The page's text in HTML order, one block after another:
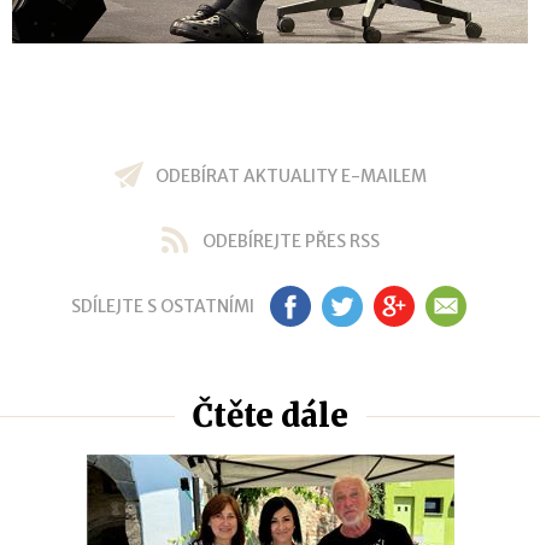
ODEBÍRAT AKTUALITY E-MAILEM
ODEBÍREJTE PŘES RSS
SDÍLEJTE S OSTATNÍMI FB TW GP EM
Čtěte dále